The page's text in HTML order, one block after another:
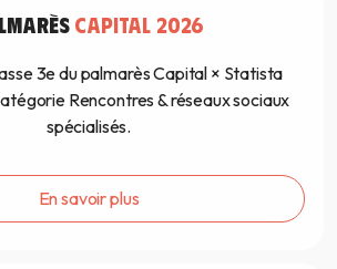
CAPITAL 2026
3e du palmarès Capital × Statista
Rencontres & réseaux sociaux
spécialisés.
En savoir plus